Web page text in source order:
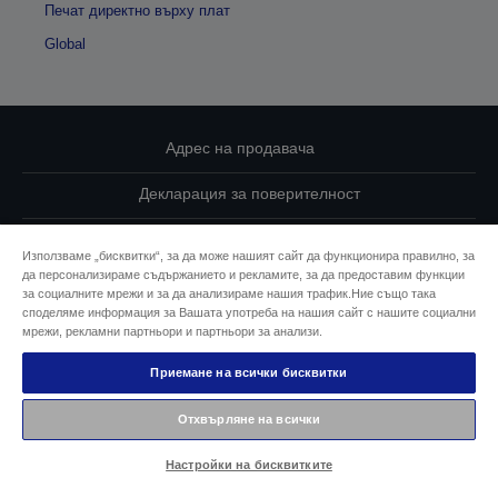
Печат директно върху плат
Global
Адрес на продавача
Декларация за поверителност
Свържете се с нас за Вашите данни
Информация за бисквитките
Ангажимент за достъпност на Epson
© 2026 Seiko Epson
Използваме „бисквитки“, за да може нашият сайт да функционира правилно, за
да персонализираме съдържанието и рекламите, за да предоставим функции
за социалните мрежи и за да анализираме нашия трафик.Ние също така
споделяме информация за Вашата употреба на нашия сайт с нашите социални
мрежи, рекламни партньори и партньори за анализи.
Приемане на всички бисквитки
Отхвърляне на всички
Настройки на бисквитките